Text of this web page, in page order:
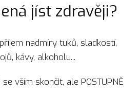
jíst zdravěji?
nadmíry tuků, sladkostí,
kávy, alkoholu...
vším skončit, ale POSTUPNĚ